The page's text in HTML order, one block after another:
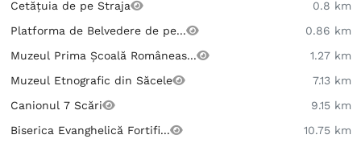
Cetățuia de pe Straja
0.8 km
Platforma de Belvedere de pe...
0.86 km
Muzeul Prima Școală Româneas...
1.27 km
Muzeul Etnografic din Săcele
7.13 km
Canionul 7 Scări
9.15 km
Biserica Evanghelică Fortifi...
10.75 km